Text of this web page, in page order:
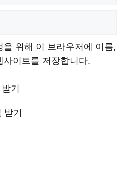
을 위해 이 브라우저에 이름,
사이트를 저장합니다.
기
받기